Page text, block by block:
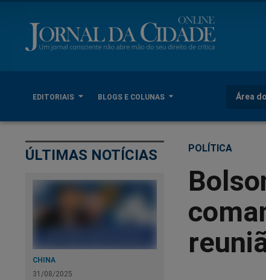
EDITORIAIS BLOGS E COLUNAS Área
ÚLTIMAS NOTÍCIAS
CHINA
31/08/2025
POLÍTICA